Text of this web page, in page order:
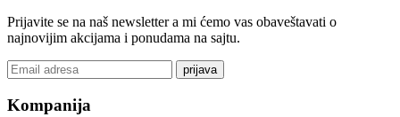
Prijavite se na naš newsletter a mi ćemo vas obaveštavati o
najnovijim akcijama i ponudama na sajtu.
prijava
Kompanija